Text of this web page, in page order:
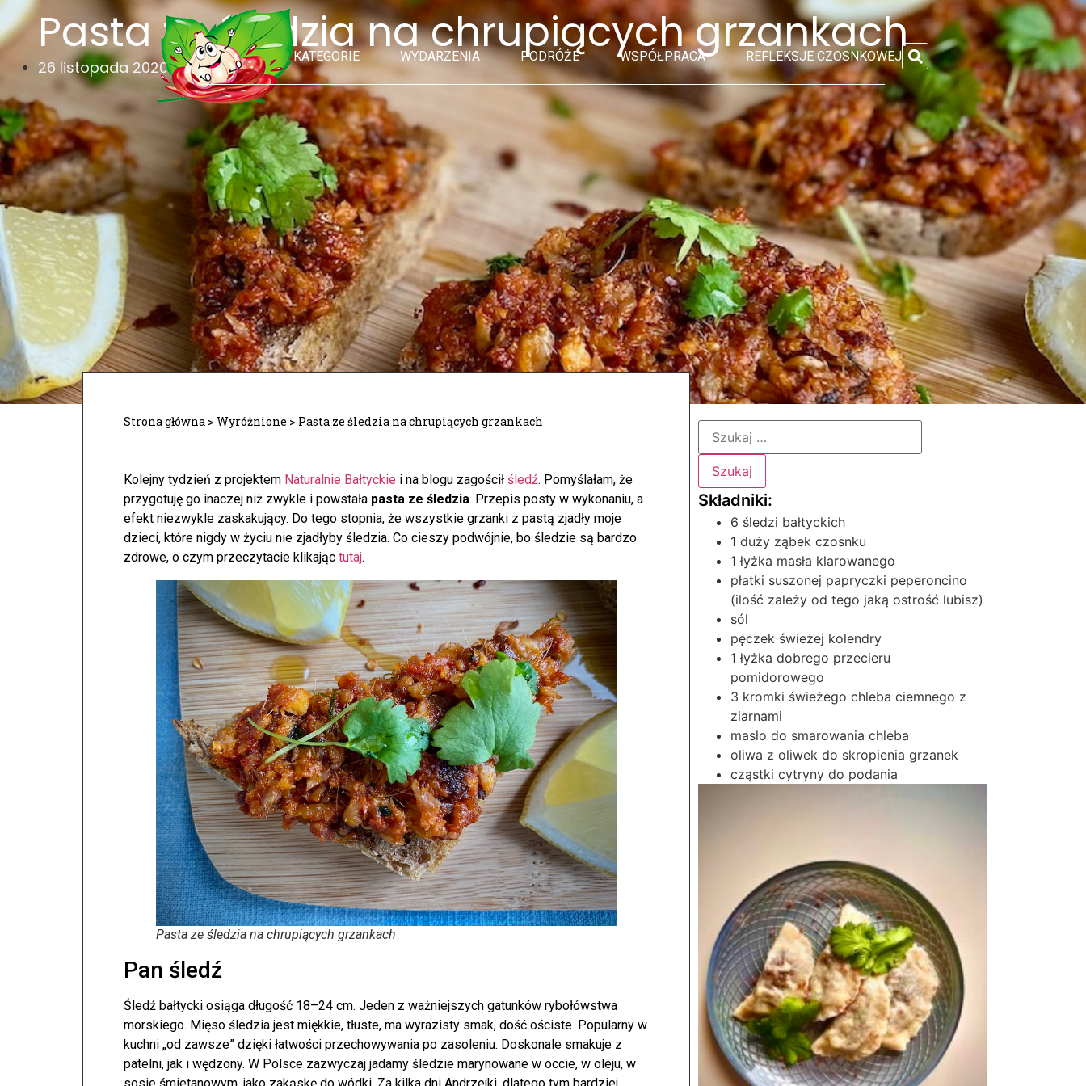
KATEGORIE WYDARZENIA PODRÓŻE WSPÓŁPRACA REFLEKSJE CZOSNKOWEJ
Pasta ze śledzia na chrupiących grzankach
26 listopada 2020
Strona główna > Wyróżnione > Pasta ze śledzia na chrupiących grzankach
Kolejny tydzień z projektem Naturalnie Bałtyckie i na blogu zagościł śledź. Pomyślałam, że
przygotuję go inaczej niż zwykle i powstała pasta ze śledzia. Przepis posty w wykonaniu, a
efekt niezwykle zaskakujący. Do tego stopnia, że wszystkie grzanki z pastą zjadły moje
dzieci, które nigdy w życiu nie zjadłyby śledzia. Co cieszy podwójnie, bo śledzie są bardzo
zdrowe, o czym przeczytacie klikając tutaj.
Pasta ze śledzia na chrupiących grzankach
Pan śledź
Śledź bałtycki osiąga długość 18–24 cm. Jeden z ważniejszych gatunków rybołówstwa
morskiego. Mięso śledzia jest miękkie, tłuste, ma wyrazisty smak, dość ościste. Popularny w
kuchni „od zawsze” dzięki łatwości przechowywania po zasoleniu. Doskonale smakuje z
patelni, jak i wędzony. W Polsce zazwyczaj jadamy śledzie marynowane w occie, w oleju, w
6 śledzi bałtyckich
1 duży ząbek czosnku
1 łyżka masła klarowanego
płatki suszonej papryczki peperoncino
(ilość zależy od tego jaką ostrość lubisz)
sól
pęczek świeżej kolendry
1 łyżka dobrego przecieru
pomidorowego
3 kromki świeżego chleba ciemnego z
ziarnami
masło do smarowania chleba
oliwa z oliwek do skropienia grzanek
cząstki cytryny do podania